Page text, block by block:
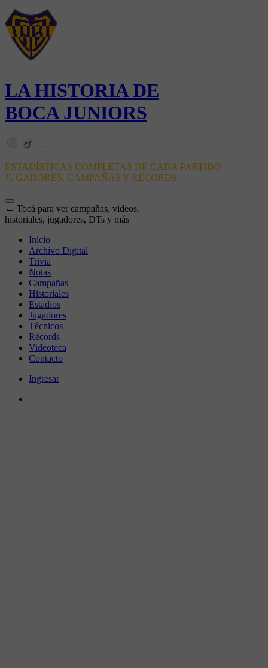
LA HISTORIA DE
BOCA JUNIORS
ESTADÍSTICAS COMPLETAS DE CADA PARTIDO -
JUGADORES, CAMPAÑAS Y RÉCORDS
← Tocá para ver campañas, videos,
historiales, jugadores, DTs y más
Inicio
Archivo Digital
Trivia
Notas
Campañas
Historiales
Estadios
Jugadores
Técnicos
Récords
Videoteca
Contacto
Ingresar